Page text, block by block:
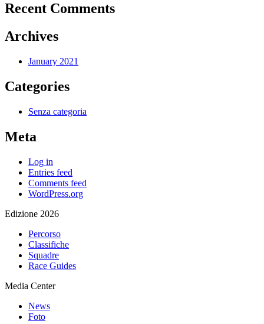
Recent Comments
Archives
January 2021
Categories
Senza categoria
Meta
Log in
Entries feed
Comments feed
WordPress.org
Edizione 2026
Percorso
Classifiche
Squadre
Race Guides
Media Center
News
Foto